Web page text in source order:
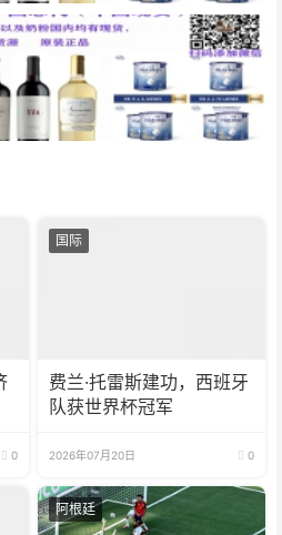
0
国际
费兰·托雷斯建功，西班牙
队获世界杯冠军
2026年07月20日 0
阿根廷